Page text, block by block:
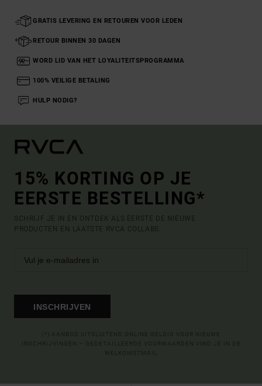
GRATIS LEVERING EN RETOUREN VOOR LEDEN
RETOUR BINNEN 30 DAGEN
WORD LID VAN HET LOYALITEITSPROGRAMMA
100% VEILIGE BETALING
HULP NODIG?
15% KORTING OP JE
EERSTE BESTELLING*
SCHRIJF JE IN EN ONTDEK ALS EERSTE DE NIEUWE
PRODUCTEN EN LAATSTE RVCA COLLABS.
INSCHRIJVEN